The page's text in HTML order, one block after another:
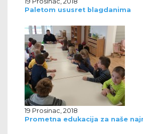
Paletom ususret blagdanima
19 Prosinac, 2018
Prometna edukacija za naše